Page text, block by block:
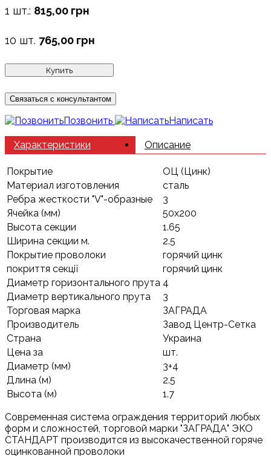
1 шт.: 815,00 грн
10 шт. 765,00 грн
Купить
Связаться с консультантом
Позвонить Написать
Характеристики Описание
Покрытие
ОЦ (Цинк)
Материал изготовления
сталь
Ребра жесткости "V"-образные
3
Ячейка (мм)
50х200
Высота секции
1.65
Ширина секции м.
2.5
Покрытие проволоки
горячий цинк
покриття секції
горячий цинк
Диаметр горизонтального прута 4
Диаметр вертикального прута
3
Торговая марка
ЗАГРАДА
Производитель
Завод Центр-Сетка
Страна
Украина
Цена за
шт.
Диаметр (мм)
3+4
Длина (м)
2.5
Высота (м)
1.7
Современная система ограждения территорий любых
форм и сложностей, торговой марки "ЗАГРАДА" ЭКО
СТАНДАРТ производится из высокачественной горяче
оцинкованной проволоки